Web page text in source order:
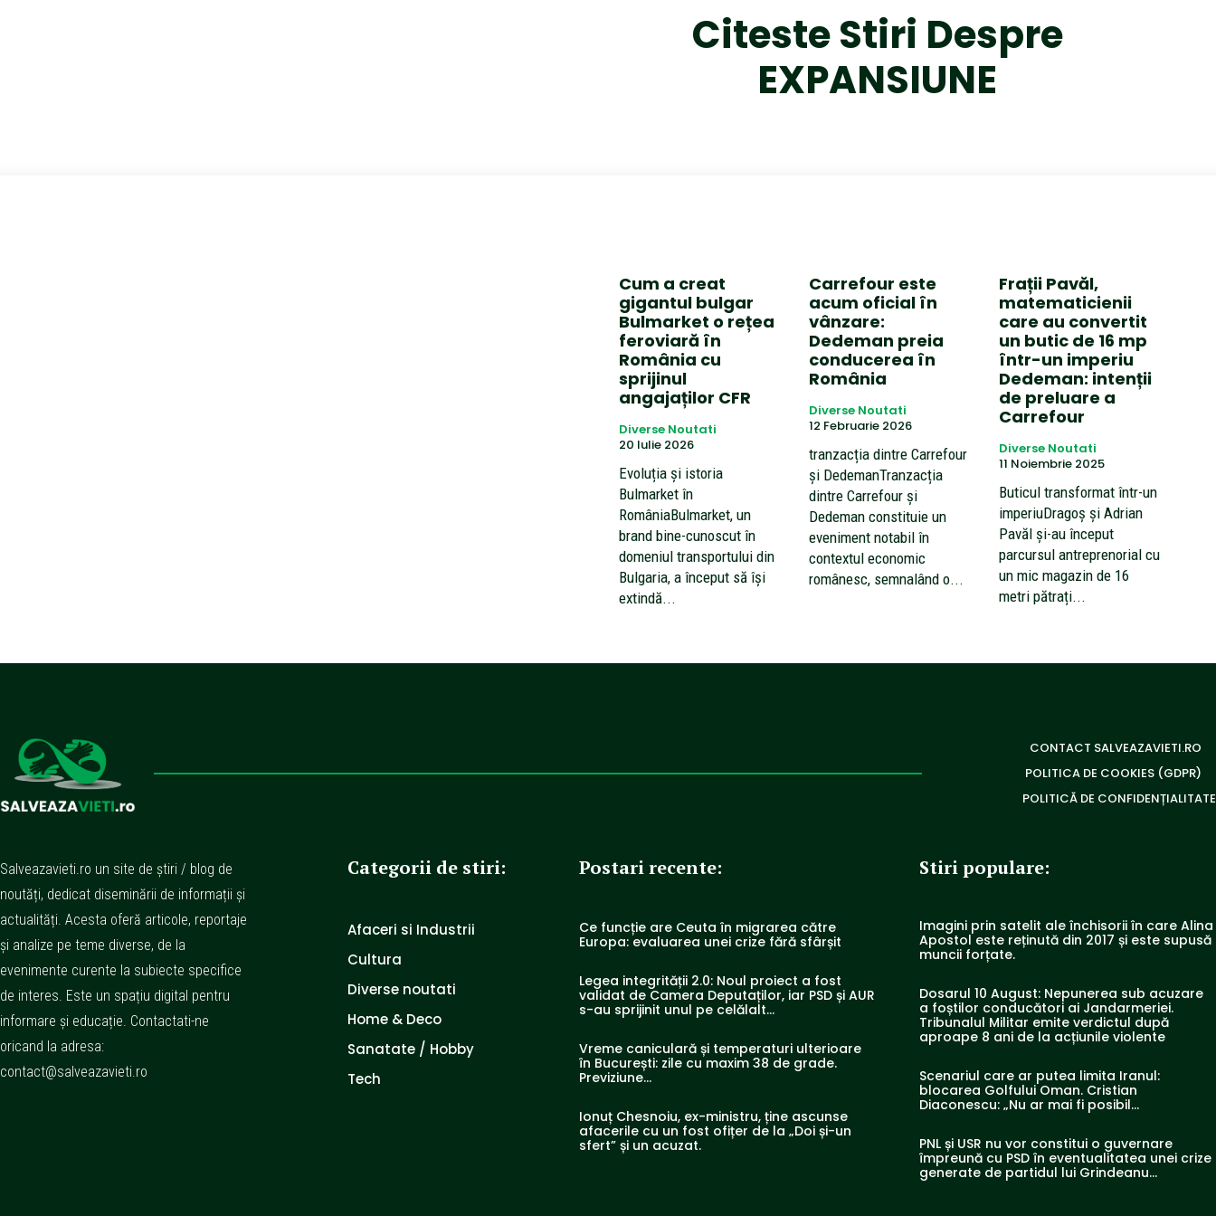
Citeste Stiri Despre
EXPANSIUNE
Cum a creat
gigantul bulgar
Bulmarket o rețea
feroviară în
România cu
sprijinul
angajaților CFR
Diverse Noutati
20 Iulie 2026
Evoluția și istoria
Bulmarket în
RomâniaBulmarket, un
brand bine-cunoscut în
domeniul transportului din
Bulgaria, a început să își
extindă...
Carrefour este
acum oficial în
vânzare:
Dedeman preia
conducerea în
România
Diverse Noutati
12 Februarie 2026
tranzacția dintre Carrefour
și DedemanTranzacția
dintre Carrefour și
Dedeman constituie un
eveniment notabil în
contextul economic
românesc, semnalând o...
Frații Pavăl,
matematicienii
care au convertit
un butic de 16 mp
într-un imperiu
Dedeman: intenții
de preluare a
Carrefour
Diverse Noutati
11 Noiembrie 2025
Buticul transformat într-un
imperiuDragoș și Adrian
Pavăl și-au început
parcursul antreprenorial cu
un mic magazin de 16
metri pătrați...
CONTACT SALVEAZAVIETI.RO
POLITICA DE COOKIES (GDPR)
POLITICĂ DE CONFIDENȚIALITATE
Salveazavieti.ro un site de știri / blog de
noutăți, dedicat diseminării de informații și
actualități. Acesta oferă articole, reportaje
și analize pe teme diverse, de la
evenimente curente la subiecte specifice
de interes. Este un spațiu digital pentru
informare și educație. Contactati-ne
oricand la adresa:
contact@salveazavieti.ro
Categorii de stiri:
Afaceri si Industrii
Cultura
Diverse noutati
Home & Deco
Sanatate / Hobby
Tech
Postari recente:
Ce funcție are Ceuta în migrarea către
Europa: evaluarea unei crize fără sfârșit
Legea integrității 2.0: Noul proiect a fost
validat de Camera Deputaților, iar PSD și AUR
s-au sprijinit unul pe celălalt…
Vreme caniculară și temperaturi ulterioare
în București: zile cu maxim 38 de grade.
Previziune…
Ionuț Chesnoiu, ex-ministru, ține ascunse
afacerile cu un fost ofițer de la „Doi și-un
sfert” și un acuzat.
Stiri populare:
Imagini prin satelit ale închisorii în care Alina
Apostol este reținută din 2017 și este supusă
muncii forțate.
Dosarul 10 August: Nepunerea sub acuzare
a foștilor conducători ai Jandarmeriei.
Tribunalul Militar emite verdictul după
aproape 8 ani de la acțiunile violente
Scenariul care ar putea limita Iranul:
blocarea Golfului Oman. Cristian
Diaconescu: „Nu ar mai fi posibil…
PNL și USR nu vor constitui o guvernare
împreună cu PSD în eventualitatea unei crize
generate de partidul lui Grindeanu…